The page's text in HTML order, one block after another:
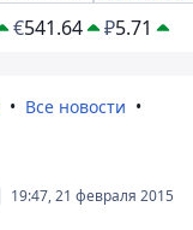
€541.64 ₽5.71
Все новости
19:47, 21 февраля 2015